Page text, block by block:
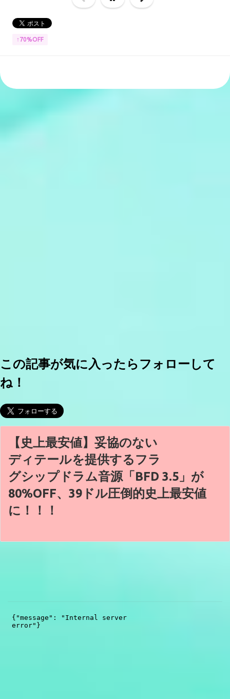
↑70%OFF
この記事が気に入ったらフォローして
ね！
【史上最安値】妥協のない
ディテールを提供するフラ
グシップドラム音源「BFD 3.5」が
80%OFF、39ドル圧倒的史上最安値
に！！！